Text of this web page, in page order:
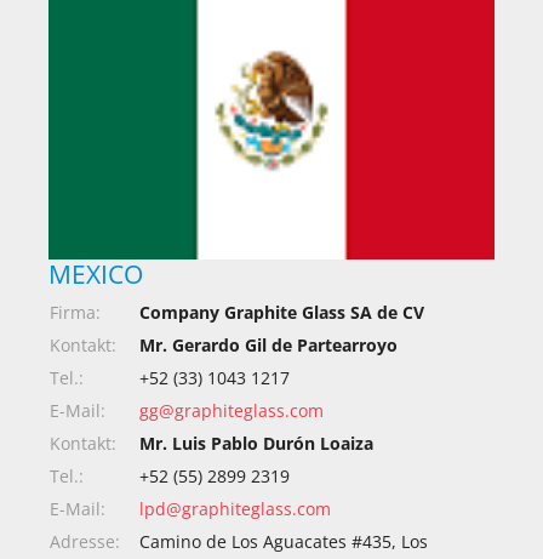
MEXICO
Firma:
Company Graphite Glass SA de CV
Kontakt:
Mr. Gerardo Gil de Partearroyo
Tel.:
+52 (33) 1043 1217
E-Mail:
gg@graphiteglass.com
Kontakt:
Mr. Luis Pablo Durón Loaiza
Tel.:
+52 (55) 2899 2319
E-Mail:
lpd@graphiteglass.com
Adresse:
Camino de Los Aguacates #435, Los